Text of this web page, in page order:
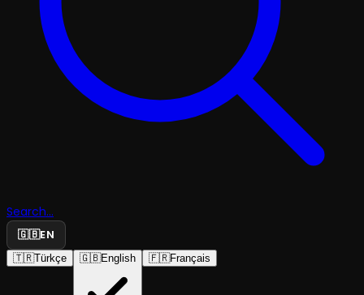
Search...
🇬🇧EN
🇹🇷Türkçe 🇬🇧English 🇫🇷Français